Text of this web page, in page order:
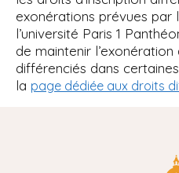
exonérations prévues par
l’université Paris 1
de maintenir l’exonération
différenciés dans
la page dédiée aux droits